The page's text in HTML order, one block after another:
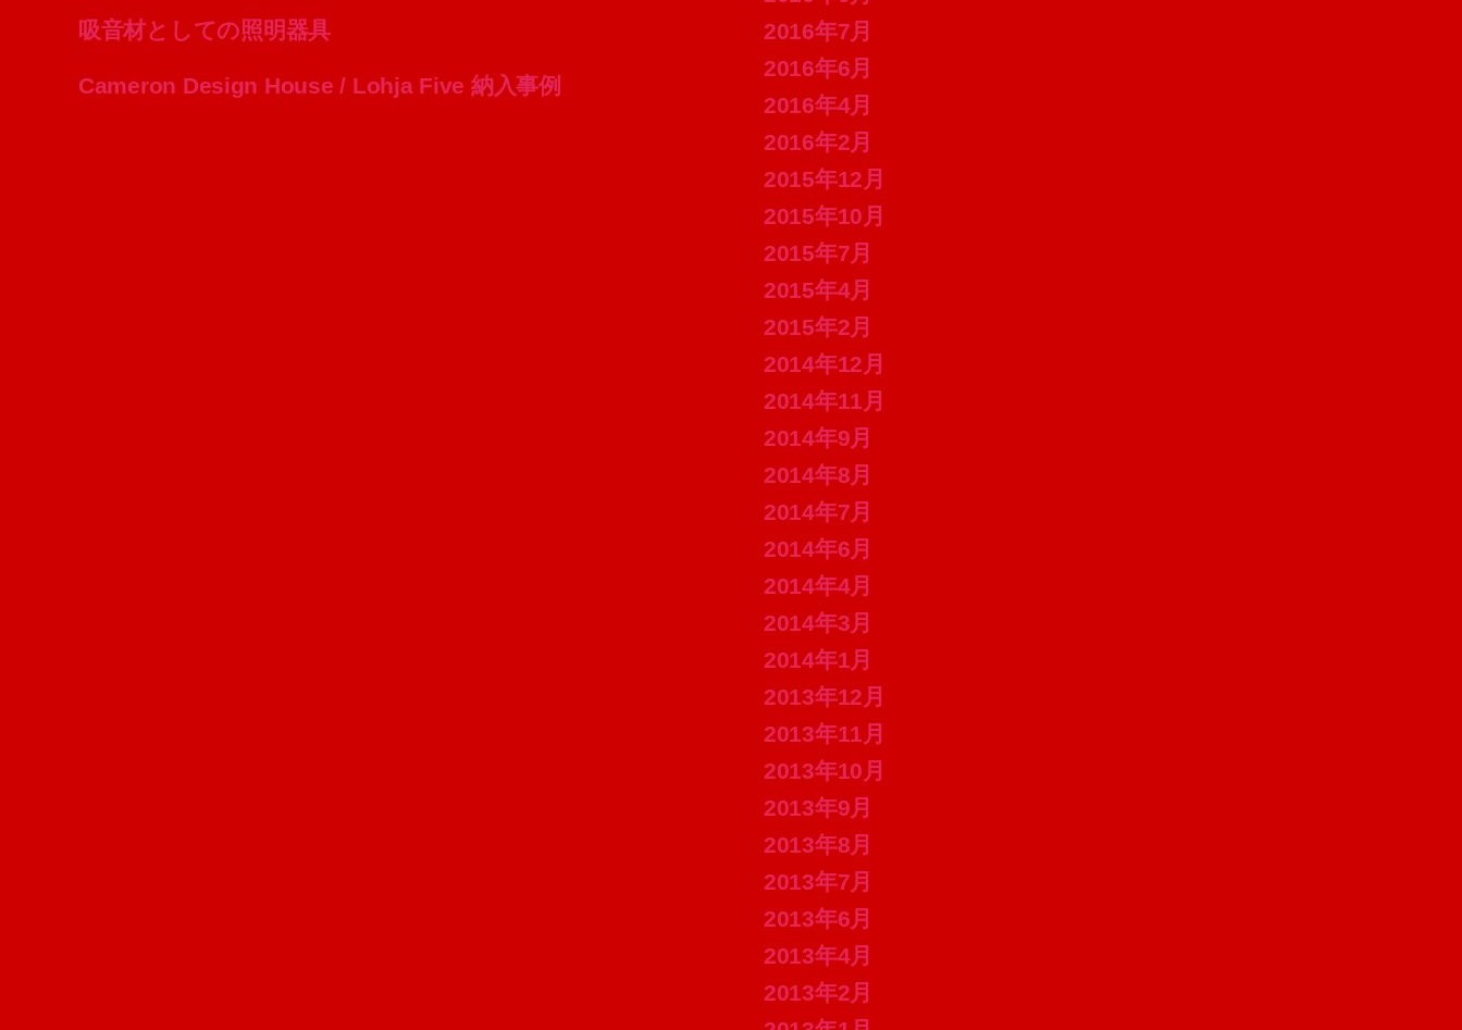
吸音材としての照明器具
Cameron Design House / Lohja Five 納入事例
2016年7月
2016年6月
2016年4月
2016年2月
2015年12月
2015年10月
2015年7月
2015年4月
2015年2月
2014年12月
2014年11月
2014年9月
2014年8月
2014年7月
2014年6月
2014年4月
2014年3月
2014年1月
2013年12月
2013年11月
2013年10月
2013年9月
2013年8月
2013年7月
2013年6月
2013年4月
2013年2月